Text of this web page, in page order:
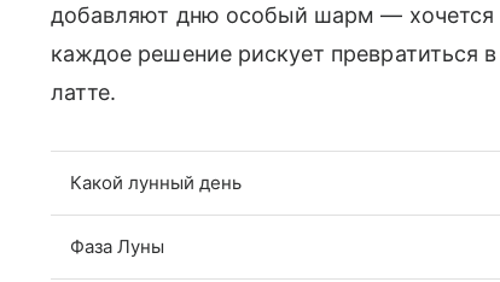
добавляют дню особый шарм — хочется
каждое решение рискует превратиться
латте.
Какой лунный день
Фаза Луны